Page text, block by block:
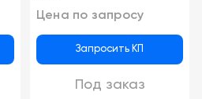
Цена по запросу
Запросить КП
Под заказ